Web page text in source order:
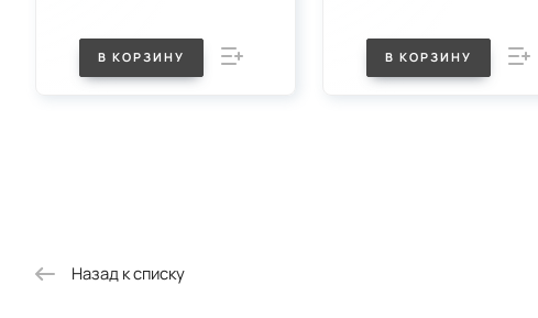
В КОРЗИНУ В КОРЗИНУ
Назад к списку